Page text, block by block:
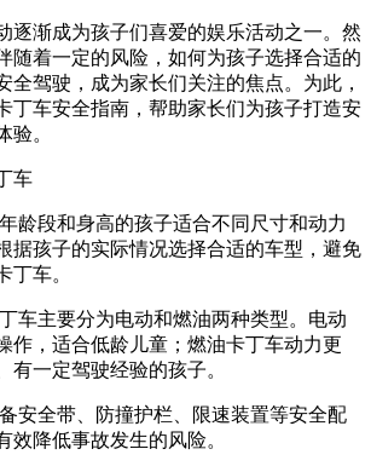
逐渐成为孩子们喜爱的娱乐活动之一。然
随着一定的风险，如何为孩子选择合适的
全驾驶，成为家长们关注的焦点。为此，
丁车安全指南，帮助家长们为孩子打造安
验。
车
龄段和身高的孩子适合不同尺寸和动力
据孩子的实际情况选择合适的车型，避免
丁车。
车主要分为电动和燃油两种类型。电动
作，适合低龄儿童；燃油卡丁车动力更
有一定驾驶经验的孩子。
安全带、防撞护栏、限速装置等安全配
效降低事故发生的风险。